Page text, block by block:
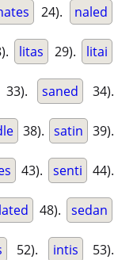
24). naled
litas 29). litai
33). saned 34).
38). satin 39).
43). senti 44).
lated 48). sedan
52). intis 53).